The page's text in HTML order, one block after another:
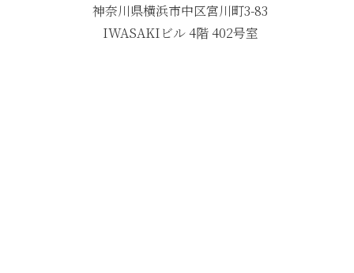
神奈川県横浜市中区宮川町3-83
IWASAKIビル 4階 402号室